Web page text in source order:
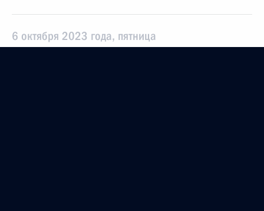
6 октября 2023 года, пятница